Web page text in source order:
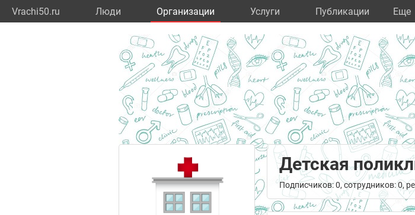
Vrachi50.ru Люди Организации Услуги Публикации Eще
Детская
Подписчиков: 0, сотрудников: 0,